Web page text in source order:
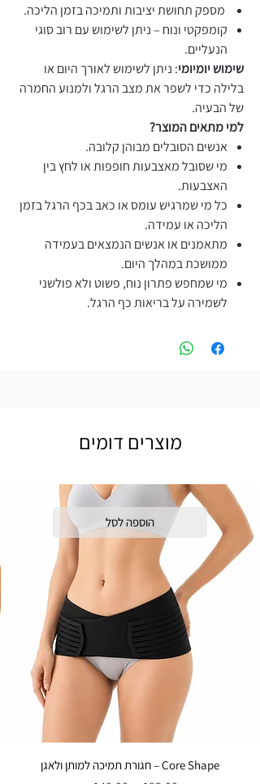
מספק תחושת יציבות ותמיכה בזמן הליכה.
קומפקטי ונוח – ניתן לשימוש עם רוב סוגי
הנעליים.
שימוש יומיומי: ניתן לשימוש לאורך היום או
בלילה כדי לשפר את מצב הרגל ולמנוע החמרה
של הבעיה.
למי מתאים המוצר?
אנשים הסובלים מבוהן קלובה.
מי שסובל מאצבעות חופפות או לחץ בין
האצבעות.
כל מי שמרגיש עומס או כאב בכף הרגל בזמן
הליכה או עמידה.
מתאמנים או אנשים הנמצאים בעמידה
ממושכת במהלך היום.
מי שמחפש פתרון נוח, פשוט ולא פולשני
לשמירה על בריאות כף הרגל.
מוצרים דומים
הוספה לסל
Core Shape – חגורת תמיכה למותן ולאגן